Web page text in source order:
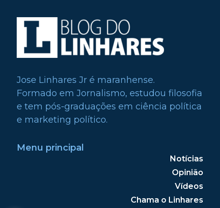
Jose Linhares Jr é maranhense.
Formado em Jornalismo, estudou filosofia
e tem pós-graduações em ciência política
e marketing político.
Menu principal
Notícias
Opinião
Vídeos
Chama o Linhares